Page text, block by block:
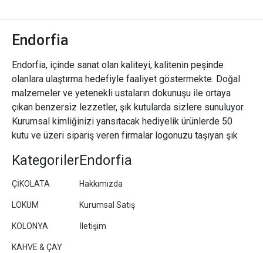
Endorfia
Endorfia, içinde sanat olan kaliteyi, kalitenin peşinde
olanlara ulaştırma hedefiyle faaliyet göstermekte. Doğal
malzemeler ve yetenekli ustaların dokunuşu ile ortaya
çıkan benzersiz lezzetler, şık kutularda sizlere sunuluyor.
Kurumsal kimliğinizi yansıtacak hediyelik ürünlerde 50
kutu ve üzeri sipariş veren firmalar logonuzu taşıyan şık
Kategoriler
ÇİKOLATA
LOKUM
KOLONYA
KAHVE & ÇAY
Endorfia
Hakkımızda
Kurumsal Satış
İletişim